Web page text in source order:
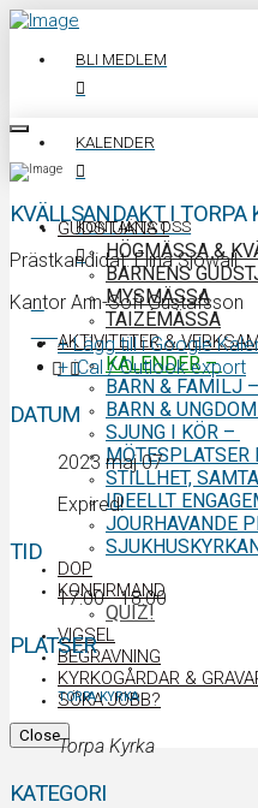
BLI MEDLEM
KALENDER
KONTAKTA OSS
0340 64 11 00
GUDSTJÄNST
HÖGMÄSSA &
BARNENS
MYSMÄSSA
TAIZÉMÄSSA
AKTIVITETER &
KALENDER–
BARN & FAMILJ –
BARN & UNGDOM
SJUNG I KÖR –
MÖTESPLATSER
STILLHET,
IDEELLT
JOURHAVANDE
DOP
KONFIRMAND
QUIZ!
VIGSEL
BEGRAVNING
KYRKOGÅRDAR &
SÖKA JOBB?
Close
KVÄLLSANDAKT I TORPA
Prästkandidat: Elina Sjöwall
Kantor Ann-Sofi Gustafsson
+ Lägg till i Google
+ iCal / Outlook export
DATUM
2023 maj 07
Expired!
TID
17:00 - 18:00
PLATSER
TORPA KYRKA
Torpa Kyrka
KATEGORI